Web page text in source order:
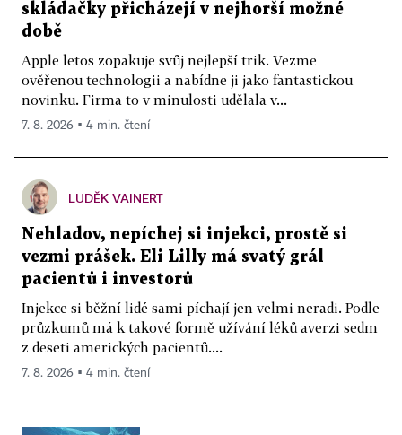
skládačky přicházejí v nejhorší možné
době
Apple letos zopakuje svůj nejlepší trik. Vezme
ověřenou technologii a nabídne ji jako fantastickou
novinku. Firma to v minulosti udělala v...
7. 8. 2026 ▪ 4 min. čtení
LUDĚK VAINERT
Nehladov, nepíchej si injekci, prostě si
vezmi prášek. Eli Lilly má svatý grál
pacientů i investorů
Injekce si běžní lidé sami píchají jen velmi neradi. Podle
průzkumů má k takové formě užívání léků averzi sedm
z deseti amerických pacientů....
7. 8. 2026 ▪ 4 min. čtení